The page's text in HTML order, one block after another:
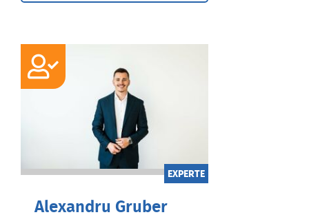
EXPERTE
Alexandru Gruber